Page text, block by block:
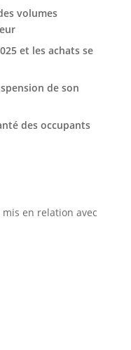
volumes
et les achats se
de son
des occupants
mis en relation avec